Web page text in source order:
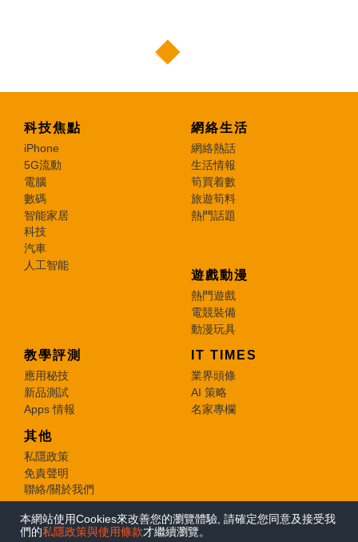
本網站使用Cookies來改善您的瀏覽體驗, 請確定您同意及接受我
們的私隱政策與使用條款才繼續瀏覽。
科技焦點
iPhone
5G流動
電腦
數碼
智能家居
科技
汽車
人工智能
網絡生活
網絡熱話
生活情報
筍買着數
旅遊筍料
熱門話題
遊戲動漫
熱門遊戲
電競裝備
動漫玩具
教學評測
應用秘技
新品測試
Apps 情報
IT TIMES
業界頭條
AI 策略
名家專欄
其他
私隱政策
免責聲明
聯絡/關於我們
© 2026 e-zone. All Rights Reserved.